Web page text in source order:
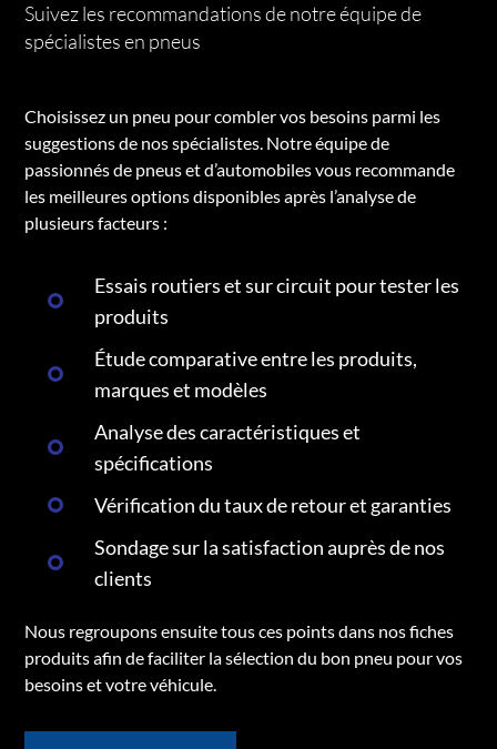
Suivez les recommandations de notre équipe de
spécialistes en pneus
Choisissez un pneu pour combler vos besoins parmi les
suggestions de nos spécialistes. Notre équipe de
passionnés de pneus et d’automobiles vous recommande
les meilleures options disponibles après l’analyse de
plusieurs facteurs :
Essais routiers et sur circuit pour tester les
produits
Étude comparative entre les produits,
marques et modèles
Analyse des caractéristiques et
spécifications
Vérification du taux de retour et garanties
Sondage sur la satisfaction auprès de nos
clients
Nous regroupons ensuite tous ces points dans nos fiches
produits afin de faciliter la sélection du bon pneu pour vos
besoins et votre véhicule.